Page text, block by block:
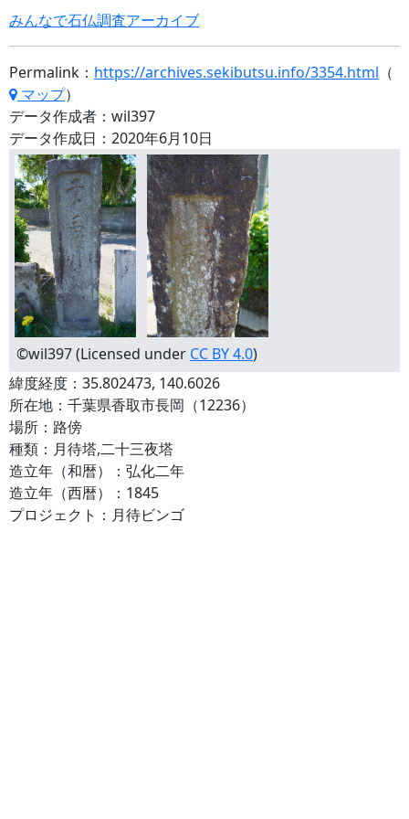
みんなで石仏調査アーカイブ
Permalink： https://archives.sekibutsu.info/3354.html （
マップ）
データ作成者：wil397
データ作成日：2020年6月10日
©wil397 (Licensed under CC BY 4.0)
緯度経度：35.802473, 140.6026
所在地：千葉県香取市長岡（12236）
場所：路傍
種類：月待塔,二十三夜塔
造立年（和暦）：弘化二年
造立年（西暦）：1845
プロジェクト：月待ビンゴ